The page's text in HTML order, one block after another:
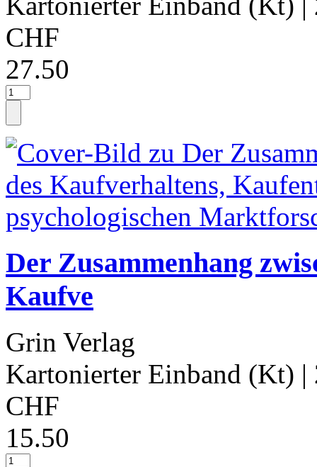
CHF
27.50
Der Zusammenhang
Kaufve
Grin Verlag
Kartonierter Einband (Kt) |
CHF
15.50